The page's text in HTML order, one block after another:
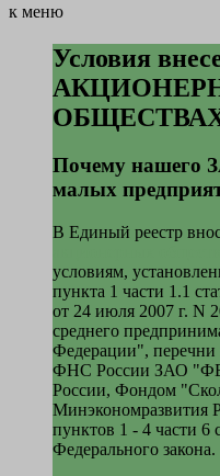
к меню
Условия
Почему нашего
малых
В Единый реестр
условиям,
пункта 1 части 1.1
от 24 июля 2007 г. N
среднего
Федерации", перечни
ФНС России ЗАО
России, Фондом
Минэкономразвития
пунктов 1 - 4 части 6
Федерального закона.